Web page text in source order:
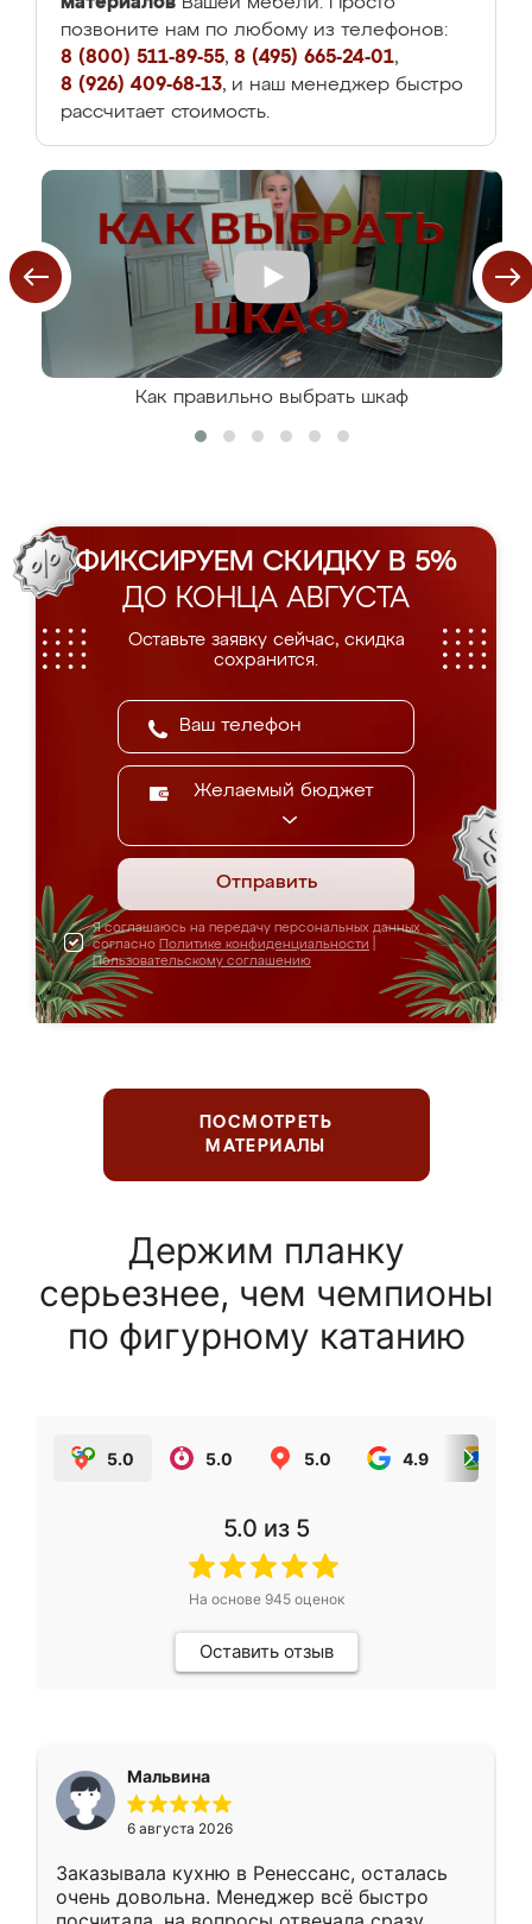
позвоните нам по любому из телефонов:
8 (800) 511-89-55, 8 (495) 665-24-01,
8 (926) 409-68-13, и наш менеджер быстро
рассчитает стоимость.
Как правильно выбрать шкаф
ФИКСИРУЕМ СКИДКУ В 5%
ДО КОНЦА АВГУСТА
Оставьте заявку сейчас, скидка
сохранится.
Желаемый бюджет
Отправить
Я соглашаюсь на передачу персональных данных
согласно Политике конфиденциальности
Пользовательскому соглашению
ПОСМОТРЕТЬ
МАТЕРИАЛЫ
Держим планку
серьезнее, чем чемпионы
по фигурному катанию
5.0 5.0 5.0 4.9
5.0 из 5
На основе 945оценок
Оставить отзыв
Мальвина
6 августа 2026
Заказывала кухню в Ренессанс, осталась
очень довольна. Менеджер всё быстро